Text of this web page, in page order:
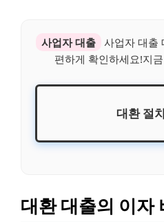
사업자 대출 사업자 대출
편하게 확인하세요!지
대환 절
대환 대출의 이자